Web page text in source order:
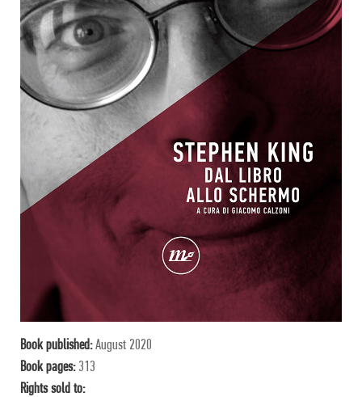
Book published:August 2020
Book pages: 313
Rights sold to: